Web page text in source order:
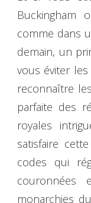
comme dans
demain, un
vous éviter
reconnaître
parfaite des
royales
satisfaire
codes qui
couronnées
monarchies